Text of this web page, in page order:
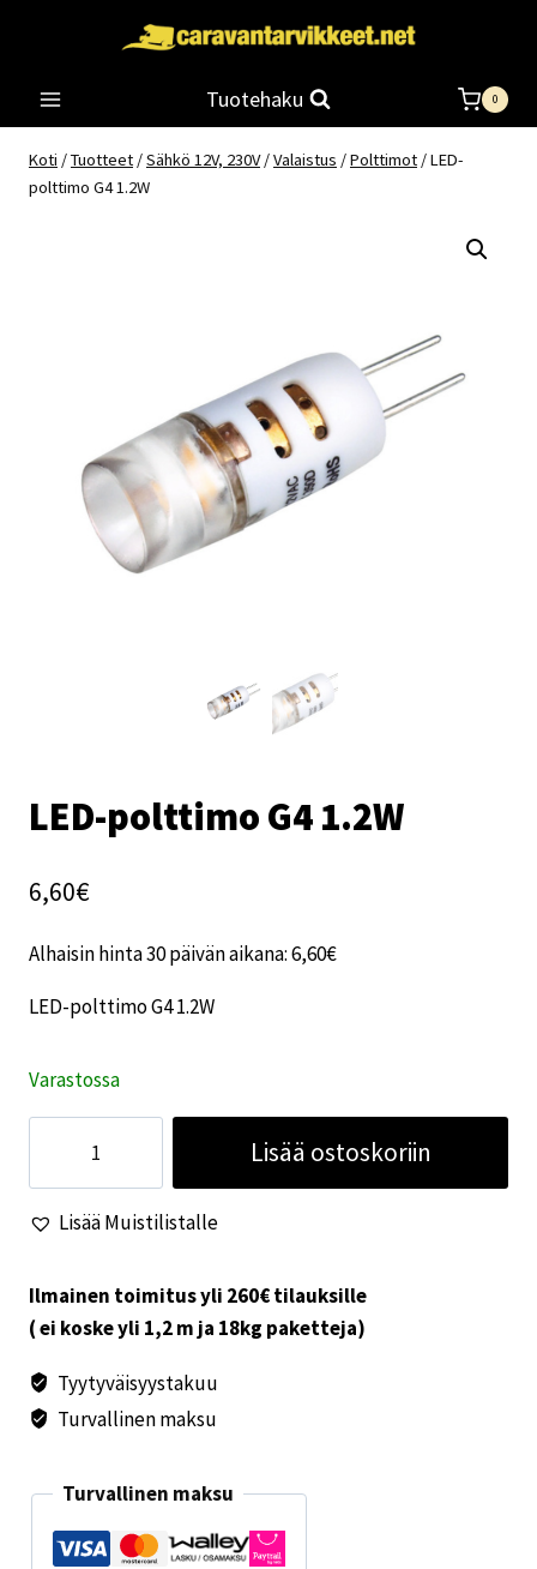
Tuotehaku 0
Koti /Tuotteet /Sähkö 12V, 230V /Valaistus /Polttimot /LED-
polttimo G4 1.2W
LED-polttimo G4 1.2W
6,60€
Alhaisin hinta 30 päivän aikana:6,60€
LED-polttimo G4 1.2W
Varastossa
polttimo
G4
1.2W
Lisää ostoskoriin
Lisää Muistilistalle
Ilmainen toimitus yli 260€ tilauksille
( ei koske yli 1,2 m ja 18kg paketteja)
Tyytyväisyystakuu
Turvallinen maksu
Turvallinen maksu